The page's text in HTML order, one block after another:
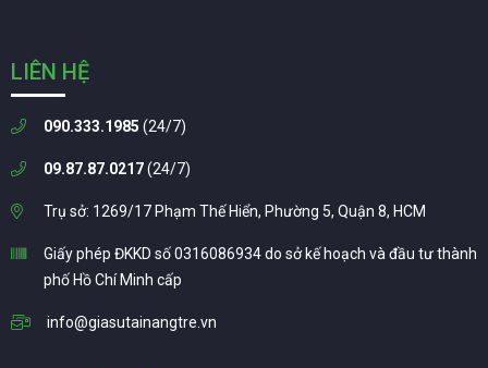
LIÊN HỆ
090.333.1985 (24/7)
09.87.87.0217(24/7)
Trụ sở: 1269/17 Phạm Thế Hiển, Phường 5, Quận 8, HCM
Giấy phép ĐKKD số 0316086934 do sở kế hoạch và đầu tư thành
phố Hồ Chí Minh cấp
info@giasutainangtre.vn